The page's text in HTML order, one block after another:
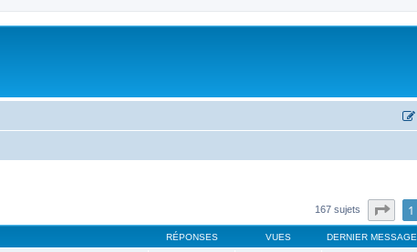
167 sujets Page1
RÉPONSES VUES DERNIER MESSAGE